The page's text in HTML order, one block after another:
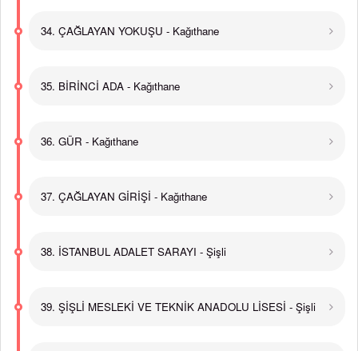
34. ÇAĞLAYAN YOKUŞU - Kağıthane
35. BİRİNCİ ADA - Kağıthane
36. GÜR - Kağıthane
37. ÇAĞLAYAN GİRİŞİ - Kağıthane
38. İSTANBUL ADALET SARAYI - Şişli
39. ŞİŞLİ MESLEKİ VE TEKNİK ANADOLU LİSESİ - Şişli